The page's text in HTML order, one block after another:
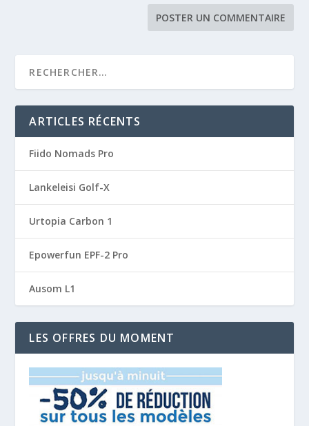
ARTICLES RÉCENTS
Fiido Nomads Pro
Lankeleisi Golf-X
Urtopia Carbon 1
Epowerfun EPF-2 Pro
Ausom L1
LES OFFRES DU MOMENT